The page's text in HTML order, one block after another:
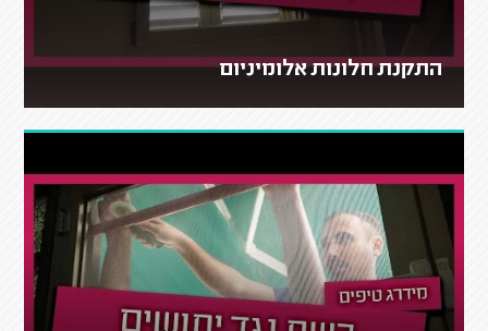
התקנת חלונות אלומיניום